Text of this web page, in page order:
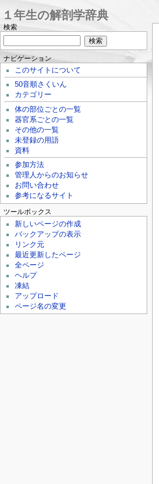
１年生の解剖学辞典
検索
ナビゲーション
このサイトについて
50音順さくいん
カテゴリー
体の部位ごとの一覧
器官系ごとの一覧
その他の一覧
未登録の用語
資料
参加方法
管理人からのお知らせ
お問い合わせ
参考になるサイト
ツールボックス
新しいページの作成
バックアップの表示
リンク元
最近更新したページ
全ページ
ヘルプ
凍結
アップロード
ページ名の変更